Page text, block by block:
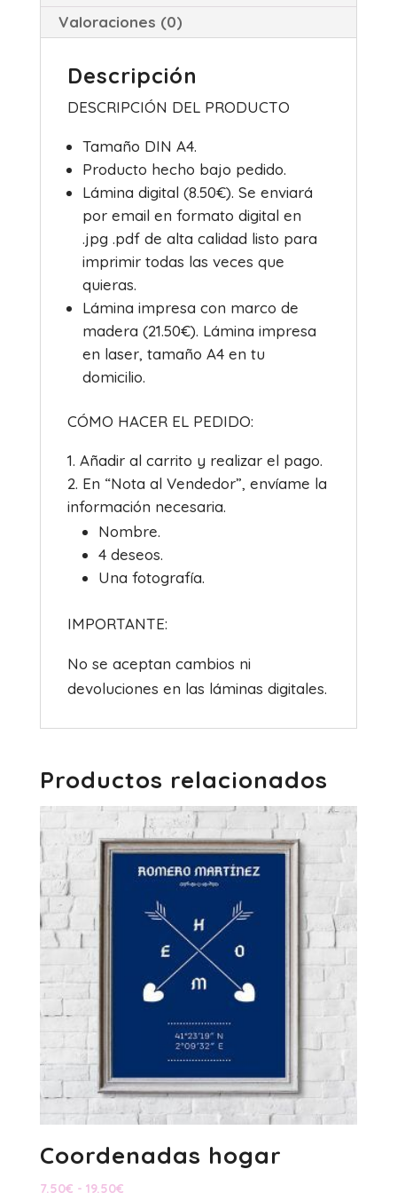
o
o
k
p
p
tir
Valoraciones (0)
Descripción
DESCRIPCIÓN DEL PRODUCTO
Tamaño DIN A4.
Producto hecho bajo pedido.
Lámina digital (8.50€). Se enviará
por email en formato digital en
.jpg .pdf de alta calidad listo para
imprimir todas las veces que
quieras.
Lámina impresa con marco de
madera (21.50€). Lámina impresa
en laser, tamaño A4 en tu
domicilio.
CÓMO HACER EL PEDIDO:
Añadir al carrito y realizar el pago.
En “Nota al Vendedor”, envíame la
información necesaria.
Nombre.
4 deseos.
Una fotografía.
IMPORTANTE:
No se aceptan cambios ni
devoluciones en las láminas digitales.
Productos relacionados
Coordenadas hogar
7.50€ - 19.50€Rango